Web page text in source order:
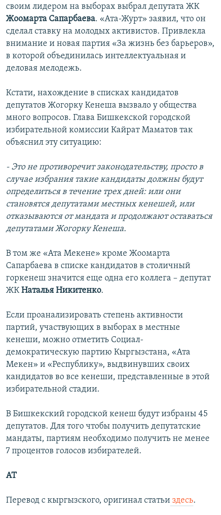
своим лидером на выборах выбрал депутата ЖК
Жоомарта Сапарбаева. «Ата-Журт» заявил, что он
сделал ставку на молодых активистов. Привлекла
внимание и новая партия «За жизнь без барьеров»,
в которой объединилась интеллектуальная и
деловая мелодежь.
Кстати, нахождение в списках кандидатов
депутатов Жогорку Кенеша вызвало у общества
много вопросов. Глава Бишкекской городской
избирательной комиссии Кайрат Маматов так
объяснил эту ситуацию:
- Это не противоречит законодательству, просто в
случае избрания такие кандидаты должны будут
определиться в течение трех дней: или они
становятся депутатами местных кенешей, или
отказываются от мандата и продолжают оставаться
депутатами Жогорку Кенеша.
В том же «Ата Мекене» кроме Жоомарта
Сапарбаева в списке кандидатов в столичный
горкенеш значится еще одна его коллега – депутат
ЖКНаталья Никитенко.
Если проанализировать степень активности
партий, участвующих в выборах в местные
кенеши, можно отметить Социал-
демократическую партию Кыргызстана, «Ата
Мекен» и «Республику», выдвинувших своих
кандидатов во все кенеши, представленные в этой
избирательной стадии.
В Бишкекский городской кенеш будут избраны 45
депутатов. Для того чтобы получить депутатские
мандаты, партиям необходимо получить не менее
7 процентов голосов избирателей.
АТ
Перевод с кыргызского, оригинал статьи здесь.